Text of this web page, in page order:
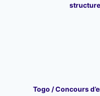
Togo / Concours